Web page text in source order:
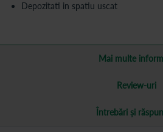
Depozitati in spatiu uscat
Mai multe
Review-uri
Întrebări și